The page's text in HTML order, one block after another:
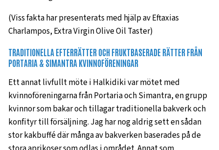
(Viss fakta har presenterats med hjälp av Eftaxias
Charlampos, Extra Virgin Olive Oil Taster)
TRADITIONELLA EFTERRÄTTER OCH FRUKTBASERADE RÄTTER FRÅN
PORTARIA & SIMANTRA KVINNOFÖRENINGAR
Ett annat livfullt möte i Halkidiki var mötet med
kvinnoföreningarna från Portaria och Simantra, en grupp
kvinnor som bakar och tillagar traditionella bakverk och
konfityr till försäljning. Jag har nog aldrig sett en sådan
stor kakbuffé där många av bakverken baserades på de